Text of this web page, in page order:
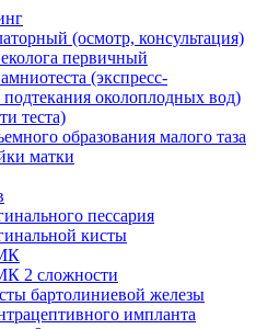
(осмотр, консультация)
первичный
(экспресс-
подтекания околоплодных вод)
теста)
образования малого таза
матки
пессария
кисты
2 сложности
бартолиниевой железы
импланта